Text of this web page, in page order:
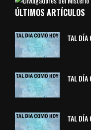
ÚLTIMOS ARTÍCULOS
TAL DÍA
TAL DÍA
TAL DÍA